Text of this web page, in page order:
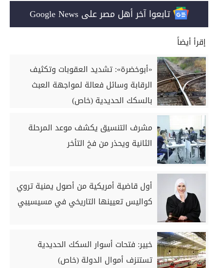
تابعوا آخر أهل مصر على Google News
إقرأ أيضاً
«أبوخضرة»: تشديد العقوبات وتكثيف
الرقابة وسائل فعالة لمواجهة العبث
بالسكك الحديدية (خاص)
مشرف التنسيق يكشف موعد المرحلة
الثانية ويحذر من فخ التأخر
أول قاضية أمريكية من أصول يمنية تروي
كواليس تعيينها التاريخي في مسيسيبي
خبير: فتحات أسوار السكك الحديدية
تستنزف أموال الدولة (خاص)